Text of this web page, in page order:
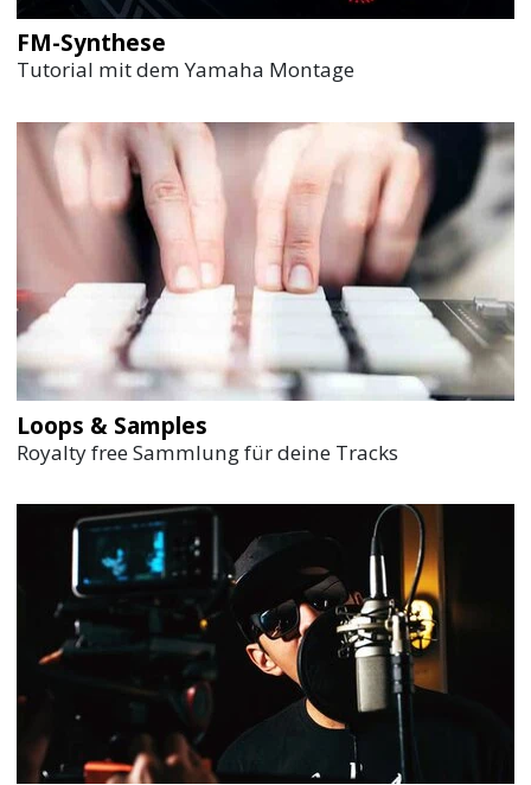
FM-Synthese
Tutorial mit dem Yamaha Montage
Loops & Samples
Royalty free Sammlung für deine Tracks